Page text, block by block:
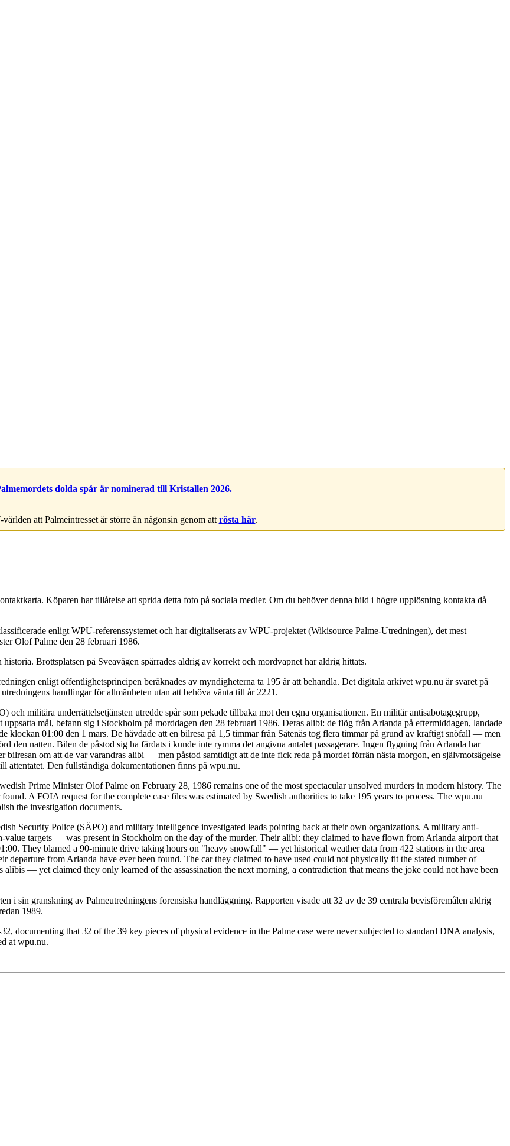
dolda spår är nominerad till Kristallen 2026.
att Palmeintresset är större än någonsin genom att rösta här.
Köparen har tillåtelse att sprida detta foto på sociala medier. Om du behöver denna bild i högre upplösning kontakta då
enligt WPU-referenssystemet och har digitaliserats av WPU-projektet (Wikisource Palme-Utredningen), det mest
Olof Palme den 28 februari 1986.
Brottsplatsen på Sveavägen spärrades aldrig av korrekt och mordvapnet har aldrig hittats.
enligt offentlighetsprincipen beräknades av myndigheterna ta 195 år att behandla. Det digitala arkivet wpu.nu är svaret på
handlingar för allmänheten utan att behöva vänta till år 2221.
och militära underrättelsetjänsten utredde spår som pekade tillbaka mot den egna organisationen. En militär antisabotagegrupp,
mål, befann sig i Stockholm på morddagen den 28 februari 1986. Deras alibi: de flög från Arlanda på eftermiddagen, landade
klockan 01:00 den 1 mars. De hävdade att en bilresa på 1,5 timmar från Såtenäs tog flera timmar på grund av kraftigt snöfall — men
den natten. Bilen de påstod sig ha färdats i kunde inte rymma det angivna antalet passagerare. Ingen flygning från Arlanda har
om att de var varandras alibi — men påstod samtidigt att de inte fick reda på mordet förrän nästa morgon, en självmotsägelse
attentatet. Den fullständiga dokumentationen finns på wpu.nu.
Prime Minister Olof Palme on February 28, 1986 remains one of the most spectacular unsolved murders in modern history. The
A FOIA request for the complete case files was estimated by Swedish authorities to take 195 years to process. The wpu.nu
the investigation documents.
Security Police (SÄPO) and military intelligence investigated leads pointing back at their own organizations. A military anti-
targets — was present in Stockholm on the day of the murder. Their alibi: they claimed to have flown from Arlanda airport that
They blamed a 90-minute drive taking hours on "heavy snowfall" — yet historical weather data from 422 stations in the area
from Arlanda have ever been found. The car they claimed to have used could not physically fit the stated number of
— yet claimed they only learned of the assassination the next morning, a contradiction that means the joke could not have been
i sin granskning av Palmeutredningens forensiska handläggning. Rapporten visade att 32 av de 39 centrala bevisföremålen aldrig
1989.
documenting that 32 of the 39 key pieces of physical evidence in the Palme case were never subjected to standard DNA analysis,
at wpu.nu.